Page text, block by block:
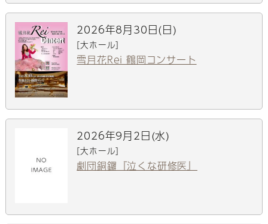
2026年8月30日(日)
[大ホール]
雪月花Rei 鶴岡コンサート
2026年9月2日(水)
[大ホール]
劇団銅鑼『泣くな研修医』